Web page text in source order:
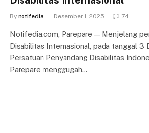
By notifedia Desember 1, 2025 74
Notifedia.com, Parepare — Menjelang
Disabilitas Internasional, pada tanggal 3
Persatuan Penyandang Disabilitas
Parepare menggugah…